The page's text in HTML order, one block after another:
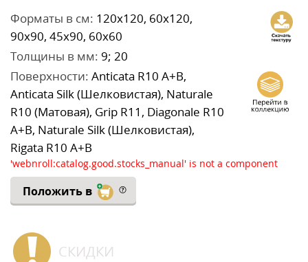
Форматы в см: 120x120, 60x120,
90x90, 45x90, 60x60
Толщины в мм: 9; 20
Поверхности: Anticata R10 A+B,
Anticata Silk (Шелковистая), Naturale
R10 (Матовая), Grip R11, Diagonale R10
A+B, Naturale Silk (Шелковистая),
Rigata R10 A+B
'webnroll:catalog.good.stocks_manual' is not a component
Положить в
СКИДКИ